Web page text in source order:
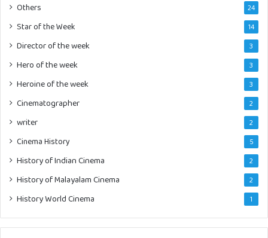
Others 24
Star of the Week 14
Director of the week 3
Hero of the week 3
Heroine of the week 3
Cinematographer 2
writer 2
Cinema History 5
History of Indian Cinema 2
History of Malayalam Cinema 2
History World Cinema 1